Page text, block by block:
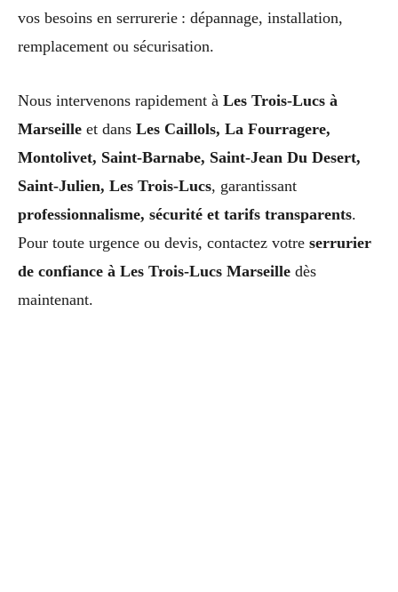
vos besoins en serrurerie : dépannage, installation,
remplacement ou sécurisation.
Nous intervenons rapidement à Les Trois-Lucs à
Marseille et dans Les Caillols, La Fourragere,
Montolivet, Saint-Barnabe, Saint-Jean Du Desert,
Saint-Julien, Les Trois-Lucs, garantissant
professionnalisme, sécurité et tarifs transparents.
Pour toute urgence ou devis, contactez votre serrurier
de confiance à Les Trois-Lucs Marseille dès
maintenant.